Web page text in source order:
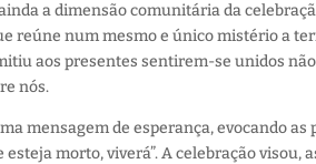
a dimensão comunitária da
reúne num mesmo e único mistério a
aos presentes sentirem-se unidos
nós.
mensagem de esperança, evocando as
esteja morto, viverá”. A celebração